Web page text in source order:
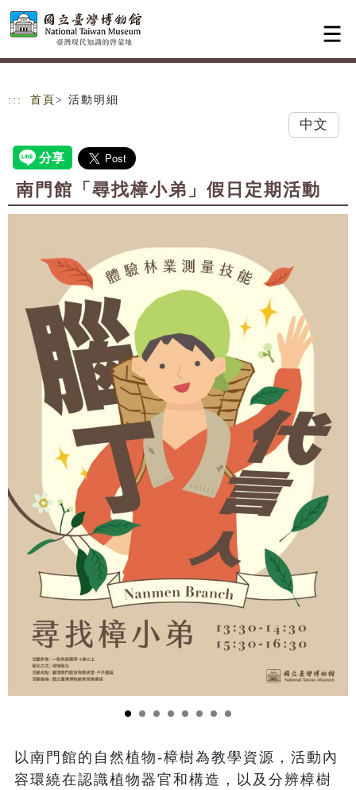
跳到主要內容
網站導覽
::: 首頁 > 活動明細
中文
南門館「尋找樟小弟」假日定期活動
以南門館的自然植物-樟樹為教學資源，活動內
容環繞在認識植物器官和構造，以及分辨樟樹